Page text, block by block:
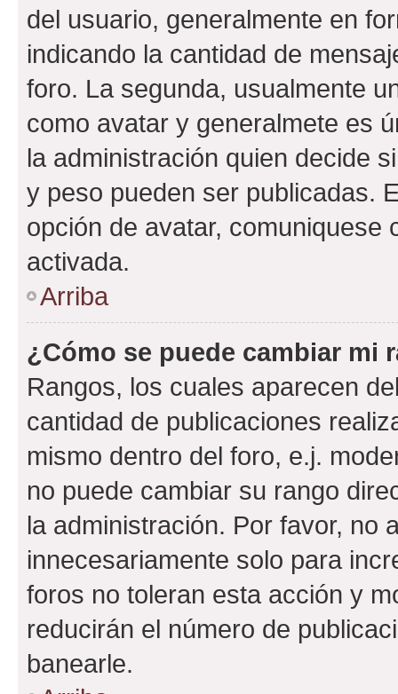
del usuario, generalmente en
indicando la cantidad de
foro. La segunda, usualmente
como avatar y generalmete es
la administración quien decide
y peso pueden ser publicadas.
opción de avatar, comuniquese
activada.
Arriba
¿Cómo se puede cambiar mi
Rangos, los cuales aparecen
cantidad de publicaciones
mismo dentro del foro, e.j.
no puede cambiar su rango
la administración. Por favor, no
innecesariamente solo para
foros no toleran esta acción y
reducirán el número de
banearle.